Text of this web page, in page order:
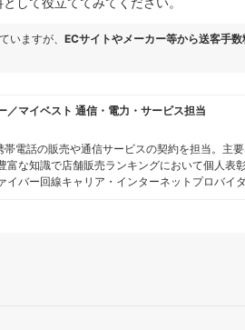
いますが、 ECサイトやメーカー等から送客手
マイベスト 通信・電力・サービス担当
電話の販売や通信サービスの契約を担当。主
富な知識で店舗販売ランキングにおいて個人表
イバー回線キャリア・インターネットプロバイ